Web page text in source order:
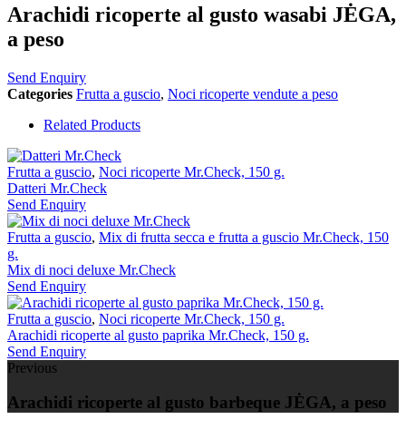
Arachidi ricoperte al gusto wasabi JĖGA,
a peso
Send Enquiry
Categories Frutta a guscio, Noci ricoperte vendute a peso
Related Products
Frutta a guscio, Noci ricoperte Mr.Check, 150 g.
Datteri Mr.Check
Send Enquiry
Frutta a guscio, Mix di frutta secca e frutta a guscio Mr.Check, 150
g.
Mix di noci deluxe Mr.Check
Send Enquiry
Frutta a guscio, Noci ricoperte Mr.Check, 150 g.
Arachidi ricoperte al gusto paprika Mr.Check, 150 g.
Send Enquiry
Previous
Arachidi ricoperte al gusto barbeque JĖGA, a peso